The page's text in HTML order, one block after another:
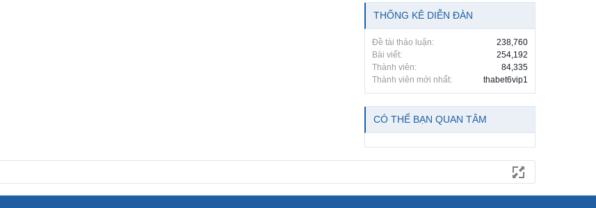
THỐNG KÊ DIỄN ĐÀN
Đề tài thảo luận:
238,760
Bài viết:
254,192
Thành viên:
84,335
Thành viên mới nhất:
thabet6vip1
CÓ THỂ BẠN QUAN TÂM